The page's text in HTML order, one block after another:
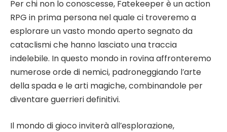
Per chi non lo conoscesse, Fatekeeper è un action
RPG in prima persona nel quale ci troveremo a
esplorare un vasto mondo aperto segnato da
cataclismi che hanno lasciato una traccia
indelebile. In questo mondo in rovina affronteremo
numerose orde di nemici, padroneggiando l’arte
della spada e le arti magiche, combinandole per
diventare guerrieri definitivi.
Il mondo di gioco inviterà all’esplorazione,